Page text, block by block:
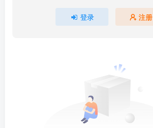
登录 注册